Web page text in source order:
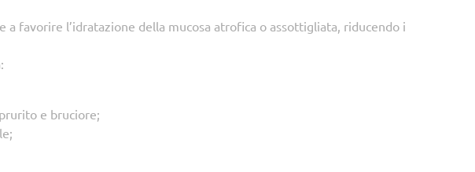
favorire l’idratazione della mucosa atrofica o assottigliata, riducendo i
e bruciore;